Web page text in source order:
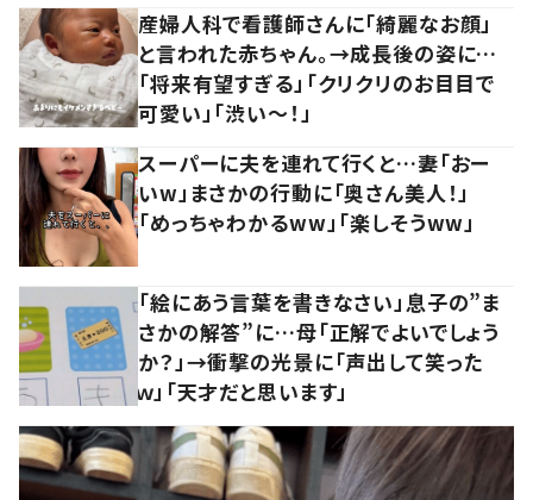
産婦人科で看護師さんに「綺麗なお顔」
と言われた赤ちゃん。→成長後の姿に…
「将来有望すぎる」「クリクリのお目目で
可愛い」「渋い～！」
スーパーに夫を連れて行くと…妻「おー
いw」まさかの行動に「奥さん美人！」
「めっちゃわかるww」「楽しそうww」
「絵にあう言葉を書きなさい」息子の”ま
さかの解答”に…母「正解でよいでしょう
か？」→衝撃の光景に「声出して笑った
ｗ」「天才だと思います」